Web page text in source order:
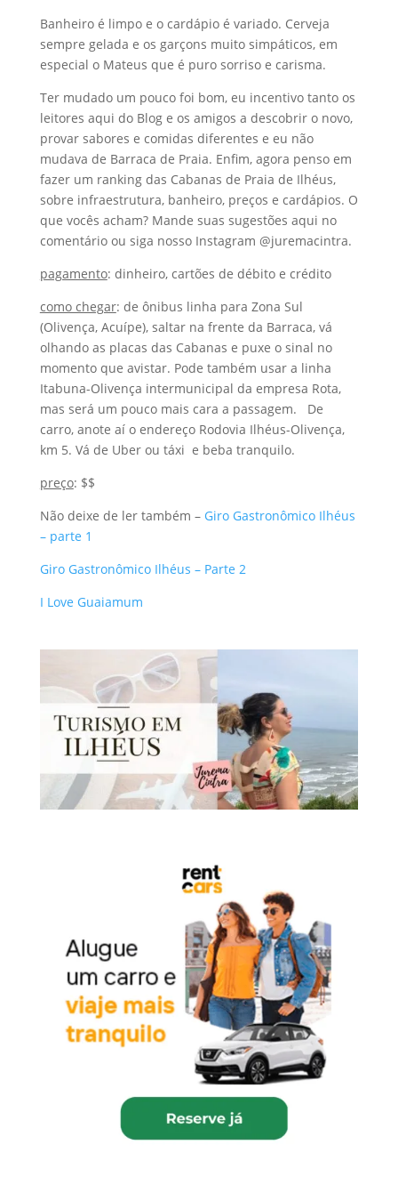
Banheiro é limpo e o cardápio é variado. Cerveja
sempre gelada e os garçons muito simpáticos, em
especial o Mateus que é puro sorriso e carisma.
Ter mudado um pouco foi bom, eu incentivo tanto os
leitores aqui do Blog e os amigos a descobrir o novo,
provar sabores e comidas diferentes e eu não
mudava de Barraca de Praia. Enfim, agora penso em
fazer um ranking das Cabanas de Praia de Ilhéus,
sobre infraestrutura, banheiro, preços e cardápios. O
que vocês acham? Mande suas sugestões aqui no
comentário ou siga nosso Instagram @juremacintra.
pagamento: dinheiro, cartões de débito e crédito
como chegar: de ônibus linha para Zona Sul
(Olivença, Acuípe), saltar na frente da Barraca, vá
olhando as placas das Cabanas e puxe o sinal no
momento que avistar. Pode também usar a linha
Itabuna-Olivença intermunicipal da empresa Rota,
mas será um pouco mais cara a passagem. De
carro, anote aí o endereço Rodovia Ilhéus-Olivença,
km 5. Vá de Uber ou táxi e beba tranquilo.
preço: $$
Não deixe de ler também – Giro Gastronômico Ilhéus
– parte 1
Giro Gastronômico Ilhéus – Parte 2
I Love Guaiamum